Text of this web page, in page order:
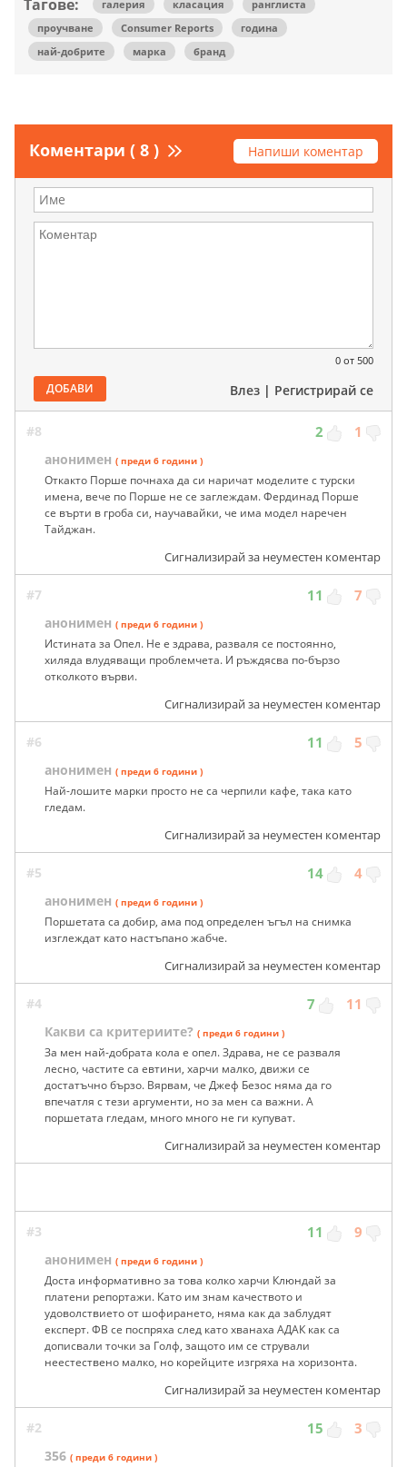
Тагове: галерия класация
ранглиста
проучване
Consumer Reports
година
най-добрите
марка бранд
Коментари ( 8 ) Напиши коментар
0 от 500
ДОБАВИ Влез | Регистрирай се
#8 2 1
анонимен ( преди 6 години )
Откакто Порше почнаха да си наричат моделите с турски
имена, вече по Порше не се заглеждам. Фердинад Порше
се върти в гроба си, научавайки, че има модел наречен
Тайджан.
Сигнализирай за неуместен коментар
#7 11 7
анонимен ( преди 6 години )
Истината за Опел. Не е здрава, разваля се постоянно,
хиляда влудяващи проблемчета. И ръждясва по-бързо
отколкото върви.
Сигнализирай за неуместен коментар
#6 11 5
анонимен ( преди 6 години )
Най-лошите марки просто не са черпили кафе, така като
гледам.
Сигнализирай за неуместен коментар
#5 14 4
анонимен ( преди 6 години )
Поршетата са добир, ама под определен ъгъл на снимка
изглеждат като настъпано жабче.
Сигнализирай за неуместен коментар
#4 7 11
Какви са критериите? ( преди 6 години )
За мен най-добрата кола е опел. Здрава, не се разваля
лесно, частите са евтини, харчи малко, движи се
достатъчно бързо. Вярвам, че Джеф Безос няма да го
впечатля с тези аргументи, но за мен са важни. А
поршетата гледам, много много не ги купуват.
Сигнализирай за неуместен коментар
#3 11 9
анонимен ( преди 6 години )
Доста информативно за това колко харчи Клюндай за
платени репортажи. Като им знам качеството и
удоволствието от шофирането, няма как да заблудят
експерт. ФВ се поспряха след като хванаха АДАК как са
дописвали точки за Голф, защото им се стрували
неестествено малко, но корейците изгряха на хоризонта.
Сигнализирай за неуместен коментар
#2 15 3
356 ( преди 6 години )